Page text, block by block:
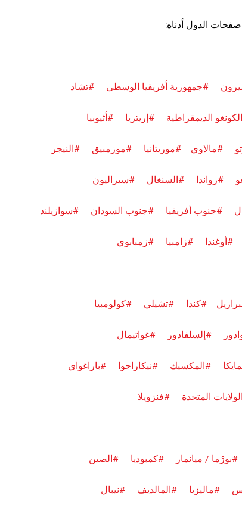
الدول أدناه:
#جمهورية أفريقيا الوسطى #تشاد
الديمقراطية #إريتريا #أثيوبيا
#مالاوي #موريتانيا #موزمبيق #النيجر
#رواندا #السنغال #سيراليون
#جنوب أفريقيا #جنوب السودان #سوازيلند
#أوغندا #زامبيا #زمبابوي
#كندا #تشيلي #كولومبيا
#إلسلفادور #غواتيمال
#المكسيك #نيكاراجوا #باراغواي
المتحدة #فنزويلا
#بورْما / ميانمار #كمبوديا #الصين
#ماليزيا #المالديف #نيبال